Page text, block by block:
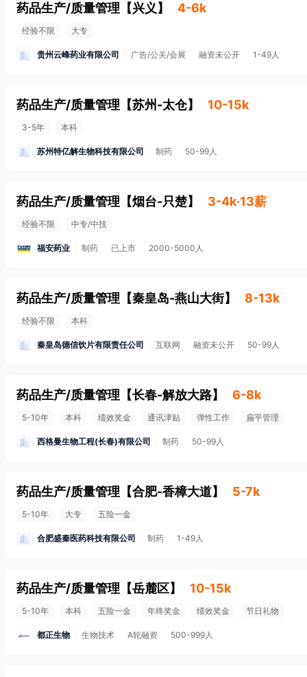
药品生产/质量管理 【兴义 】 4-6k
经验不限 大专
贵州云峰药业有限公司 广告/公关/会展 融资未公开 1-49人
药品生产/质量管理 【苏州-太仓】 10-15k
3-5年 本科
苏州特亿解生物科技有限公司 制药 50-99人
药品生产/质量管理 【烟台-只楚】 3-4k·13薪
经验不限 中专/中技
福安药业 制药 已上市 2000-5000人
药品生产/质量管理 【秦皇岛-燕山大街】 8-13k
经验不限 本科
秦皇岛德信饮片有限责任公司 互联网 融资未公开 50-99人
药品生产/质量管理 【长春-解放大路】 6-8k
5-10年 本科 绩效奖金 通讯津贴 弹性工作 扁平管理
西格曼生物工程(长春)有限公司 制药 50-99人
药品生产/质量管理 【合肥-香樟大道】 5-7k
5-10年 大专 五险一金
合肥盛秦医药科技有限公司 制药 1-49人
药品生产/质量管理 【岳麓区】 10-15k
5-10年 本科 五险一金 年终奖金 绩效奖金 节日礼物
都正生物 生物技术 A轮融资 500-999人